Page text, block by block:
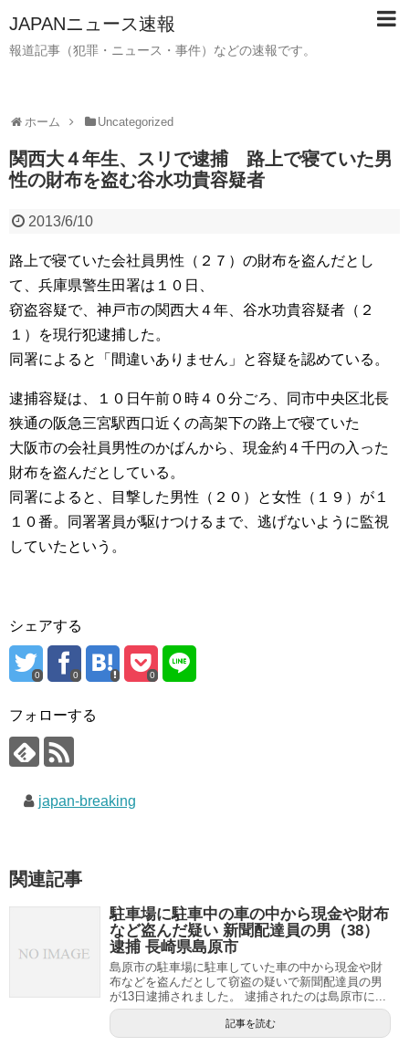
JAPANニュース速報
報道記事（犯罪・ニュース・事件）などの速報です。
ホーム Uncategorized
関西大４年生、スリで逮捕 路上で寝ていた男
性の財布を盗む谷水功貴容疑者
2013/6/10
路上で寝ていた会社員男性（２７）の財布を盗んだとし
て、兵庫県警生田署は１０日、
窃盗容疑で、神戸市の関西大４年、谷水功貴容疑者（２
１）を現行犯逮捕した。
同署によると「間違いありません」と容疑を認めている。
逮捕容疑は、１０日午前０時４０分ごろ、同市中央区北長
狭通の阪急三宮駅西口近くの高架下の路上で寝ていた
大阪市の会社員男性のかばんから、現金約４千円の入った
財布を盗んだとしている。
同署によると、目撃した男性（２０）と女性（１９）が１
１０番。同署署員が駆けつけるまで、逃げないように監視
していたという。
シェアする
0 0 0
フォローする
japan-breaking
関連記事
駐車場に駐車中の車の中から現金や財布
など盗んだ疑い 新聞配達員の男（38）
逮捕 長崎県島原市
島原市の駐車場に駐車していた車の中から現金や財
布などを盗んだとして窃盗の疑いで新聞配達員の男
が13日逮捕されました。 逮捕されたのは島原市に...
記事を読む